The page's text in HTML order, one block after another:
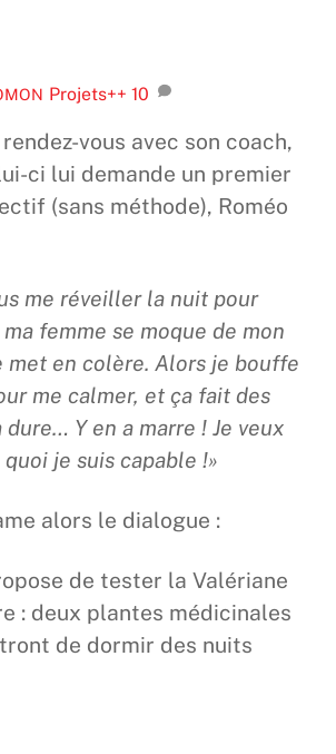
Projets++ 10
vous avec son coach,
ci lui demande un premier
(sans méthode), Roméo
me réveiller la nuit pour
femme se moque de mon
met en colère. Alors je bouffe
me calmer, et ça fait des
dure… Y en a marre ! Je veux
je suis capable !»
alors le dialogue :
de tester la Valériane
: deux plantes médicinales
de dormir des nuits